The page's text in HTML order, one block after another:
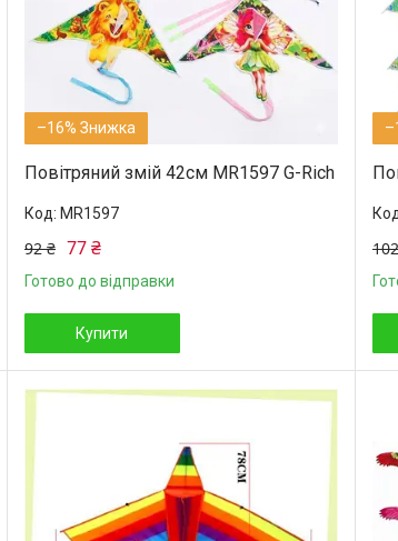
–16%
Повітряний змій 42см MR1597 G-Rich
MR1597
92 ₴ 77 ₴
Готово до відправки
Купити